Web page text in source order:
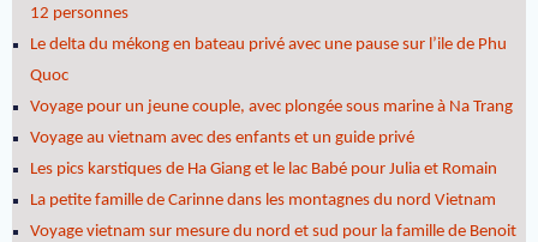
12 personnes
Le delta du mékong en bateau privé avec une pause sur l’ile de Phu
Quoc
Voyage pour un jeune couple, avec plongée sous marine à Na Trang
Voyage au vietnam avec des enfants et un guide privé
Les pics karstiques de Ha Giang et le lac Babé pour Julia et Romain
La petite famille de Carinne dans les montagnes du nord Vietnam
Voyage vietnam sur mesure du nord et sud pour la famille de Benoit